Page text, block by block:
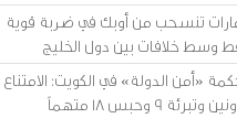
تنسحب من أوبك في ضربة قوية
وسط خلافات بين دول الخليج
«أمن الدولة» في الكويت: الامتناع
عن معاقبة 109 مدونين وتبرئة 9 وحبس 18 متهماً